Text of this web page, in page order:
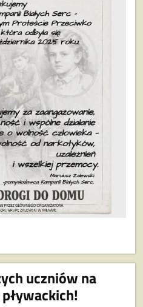
uczniów na